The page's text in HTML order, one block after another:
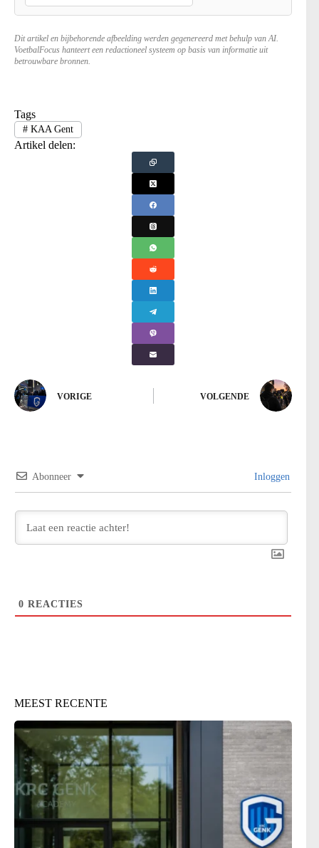
Dit artikel en bijbehorende afbeelding werden gegenereerd met behulp van AI.
VoetbalFocus hanteert een redactioneel systeem op basis van informatie uit
betrouwbare bronnen.
Tags
#KAA Gent
Artikel delen:
VORIGE VOLGENDE
Abonneer Inloggen
0 REACTIES
MEEST RECENTE